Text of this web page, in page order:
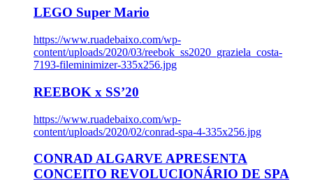
LEGO Super Mario
https://www.ruadebaixo.com/wp-
content/uploads/2020/03/reebok_ss2020_graziela_costa-
7193-fileminimizer-335x256.jpg
REEBOK x SS’20
https://www.ruadebaixo.com/wp-
content/uploads/2020/02/conrad-spa-4-335x256.jpg
CONRAD ALGARVE APRESENTA
CONCEITO REVOLUCIONÁRIO DE SPA